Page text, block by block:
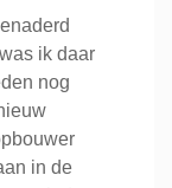
ik daar
nog
in de